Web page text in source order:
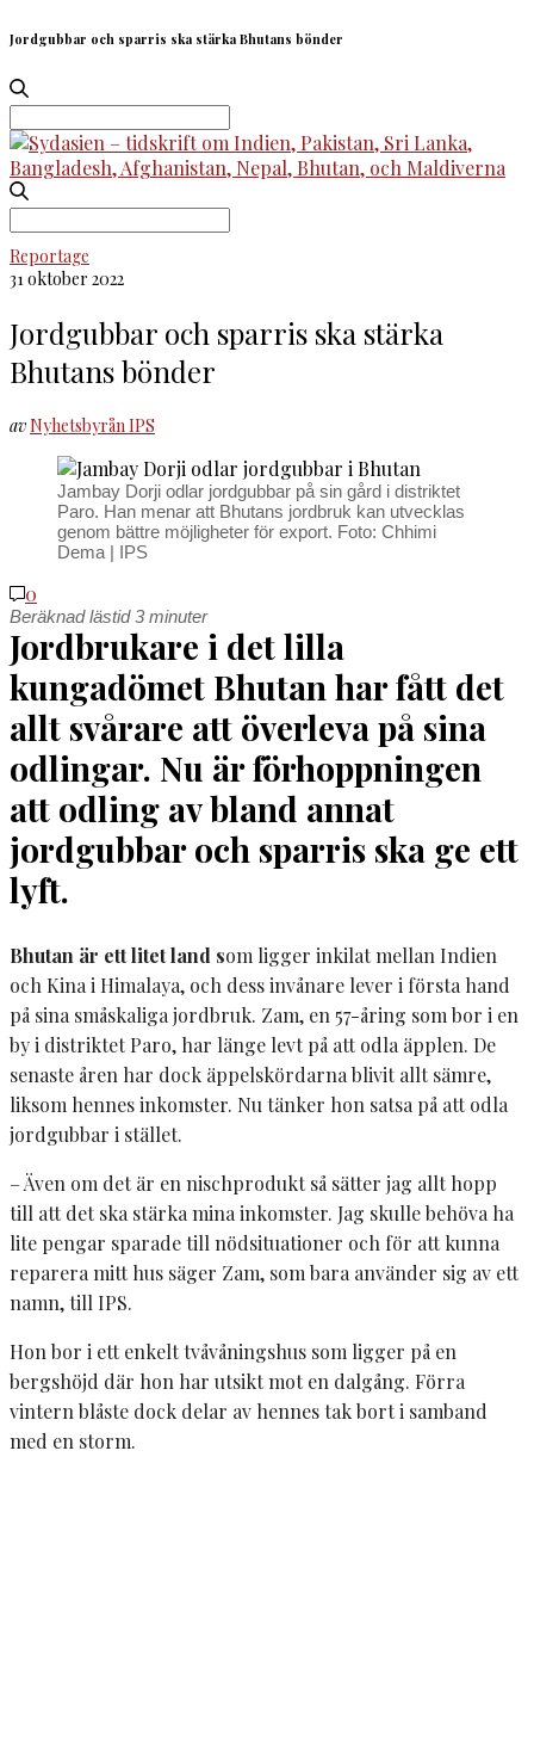
Jordgubbar och sparris ska stärka Bhutans bönder
Search
for:
Search
Reportage
31 oktober 2022
Jordgubbar och sparris ska stärka
Bhutans bönder
avNyhetsbyrån IPS
Jambay Dorji odlar jordgubbar på sin gård i distriktet
Paro. Han menar att Bhutans jordbruk kan utvecklas
genom bättre möjligheter för export. Foto: Chhimi
Dema | IPS
0
Beräknad lästid3 minuter
Jordbrukare i det lilla
kungadömet Bhutan har fått det
allt svårare att överleva på sina
odlingar. Nu är förhoppningen
att odling av bland annat
jordgubbar och sparris ska ge ett
lyft.
Bhutan är ett litet land som ligger inkilat mellan Indien
och Kina i Himalaya, och dess invånare lever i första hand
på sina småskaliga jordbruk. Zam, en 57-åring som bor i en
by i distriktet Paro, har länge levt på att odla äpplen. De
senaste åren har dock äppelskördarna blivit allt sämre,
liksom hennes inkomster. Nu tänker hon satsa på att odla
jordgubbar i stället.
– Även om det är en nischprodukt så sätter jag allt hopp
till att det ska stärka mina inkomster. Jag skulle behöva ha
lite pengar sparade till nödsituationer och för att kunna
reparera mitt hus säger Zam, som bara använder sig av ett
namn, till IPS.
Hon bor i ett enkelt tvåvåningshus som ligger på en
bergshöjd där hon har utsikt mot en dalgång. Förra
vintern blåste dock delar av hennes tak bort i samband
med en storm.